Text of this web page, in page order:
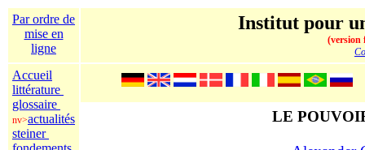
Par ordre de
mise en
ligne
Institut pour
(version
Accueil
littérature
glossaire
nv>actualités
steiner
LE